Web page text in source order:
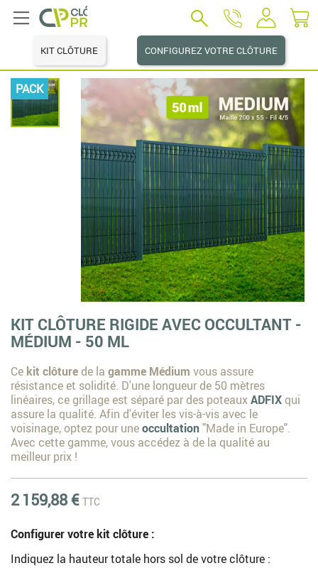
KIT CLÔTURE CONFIGUREZ VOTRE CLÔTURE
PACK
KIT CLÔTURE RIGIDE AVEC OCCULTANT -
MÉDIUM - 50 ML
Ce kit clôturede la gamme Médium vous assure
résistance et solidité. D'une longueur de 50 mètres
linéaires, ce grillage est séparé par des poteauxADFIXqui
assure la qualité. Afin d'éviter les vis-à-vis avec le
voisinage, optez pour uneoccultation"Made in Europe".
Avec cette gamme, vous accédez à de la qualité au
meilleur prix !
2 159,88 € TTC
Configurer votre kit clôture :
Indiquez la hauteur totale hors sol de votre clôture :